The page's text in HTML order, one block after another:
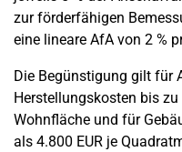
zur förderfähigen
eine lineare AfA von 2 %
Die Begünstigung gilt für
Herstellungskosten bis
Wohnfläche und für
als 4.800 EUR je